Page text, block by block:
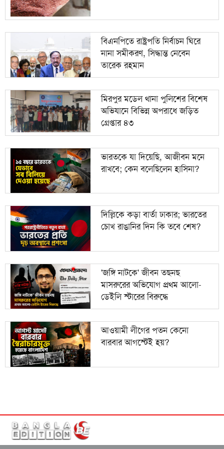
বিএনপিতে রাষ্ট্রপতি নির্বাচন ঘিরে
নানা সমীকরণ, সিদ্ধান্ত নেবেন
তারেক রহমান
মিরপুর মডেল থানা পুলিশের বিশেষ
অভিযানে বিভিন্ন অপরাধে জড়িত
গ্রেপ্তার ৪৩
ভারতকে যা দিয়েছি, আজীবন মনে
রাখবে; কেন বলেছিলেন হাসিনা?
দিল্লিকে কড়া বার্তা ঢাকার; ভারতের
চোখ রাঙানির দিন কি তবে শেষ?
'জঙ্গি নাটকে' জীবন তছনছ
মাসরুরের অভিযোগ প্রথম আলো-
ডেইলি স্টারের বিরুদ্ধে
আওয়ামী লীগের পতন কেনো
বারবার আগস্টেই হয়?